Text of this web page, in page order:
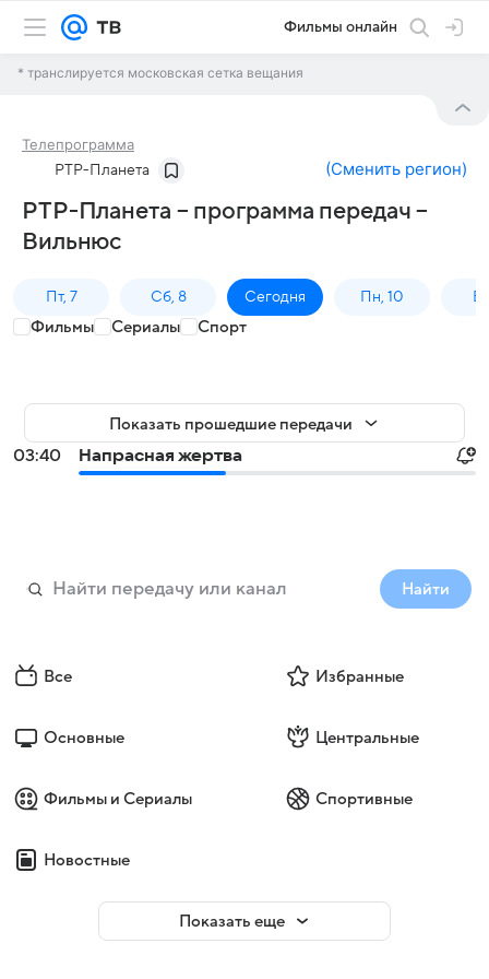
Фильмы онлайн
* транслируется московская сетка вещания
Телепрограмма
РТР-Планета (Сменить регион)
РТР-Планета – программа передач –
Вильнюс
Пт, 7 Сб, 8 Сегодня Пн, 10
Фильмы Сериалы Спорт
Показать прошедшие передачи
03:40 Напрасная жертва
Найти
Все Избранные
Основные Центральные
Фильмы и Сериалы Спортивные
Новостные
Показать еще